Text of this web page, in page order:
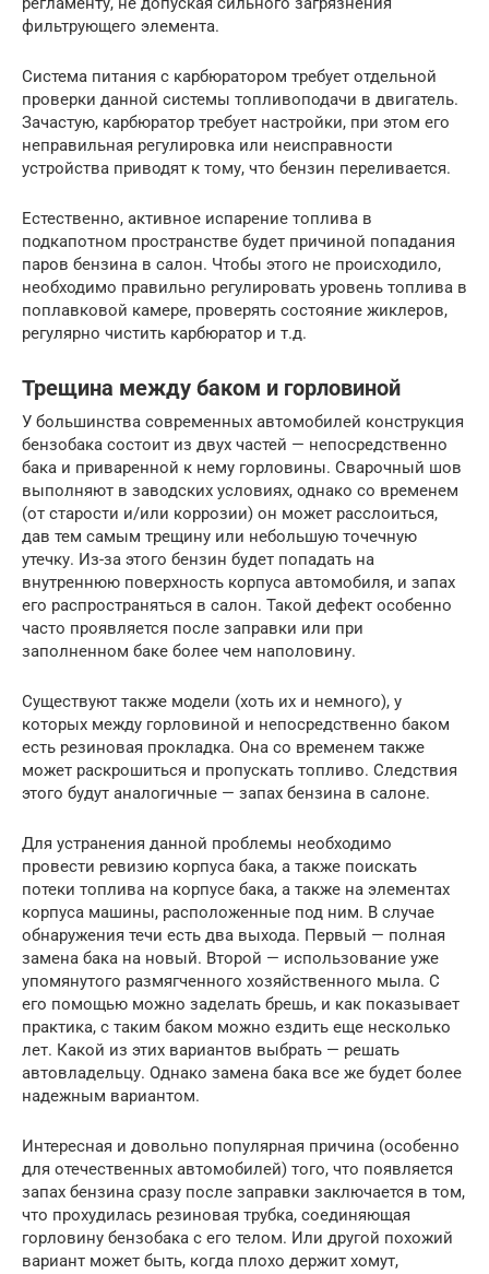
фильтрующего элемента.
Система питания с карбюратором требует отдельной
проверки данной системы топливоподачи в двигатель.
Зачастую, карбюратор требует настройки, при этом его
неправильная регулировка или неисправности
устройства приводят к тому, что бензин переливается.
Естественно, активное испарение топлива в
подкапотном пространстве будет причиной попадания
паров бензина в салон. Чтобы этого не происходило,
необходимо правильно регулировать уровень топлива в
поплавковой камере, проверять состояние жиклеров,
регулярно чистить карбюратор и т.д.
Трещина между баком и горловиной
У большинства современных автомобилей конструкция
бензобака состоит из двух частей — непосредственно
бака и приваренной к нему горловины. Сварочный шов
выполняют в заводских условиях, однако со временем
(от старости и/или коррозии) он может расслоиться,
дав тем самым трещину или небольшую точечную
утечку. Из-за этого бензин будет попадать на
внутреннюю поверхность корпуса автомобиля, и запах
его распространяться в салон. Такой дефект особенно
часто проявляется после заправки или при
заполненном баке более чем наполовину.
Существуют также модели (хоть их и немного), у
которых между горловиной и непосредственно баком
есть резиновая прокладка. Она со временем также
может раскрошиться и пропускать топливо. Следствия
этого будут аналогичные — запах бензина в салоне.
Для устранения данной проблемы необходимо
провести ревизию корпуса бака, а также поискать
потеки топлива на корпусе бака, а также на элементах
корпуса машины, расположенные под ним. В случае
обнаружения течи есть два выхода. Первый — полная
замена бака на новый. Второй — использование уже
упомянутого размягченного хозяйственного мыла. С
его помощью можно заделать брешь, и как показывает
практика, с таким баком можно ездить еще несколько
лет. Какой из этих вариантов выбрать — решать
автовладельцу. Однако замена бака все же будет более
надежным вариантом.
Интересная и довольно популярная причина (особенно
для отечественных автомобилей) того, что появляется
запах бензина сразу после заправки заключается в том,
что прохудилась резиновая трубка, соединяющая
горловину бензобака с его телом. Или другой похожий
вариант может быть, когда плохо держит хомут,